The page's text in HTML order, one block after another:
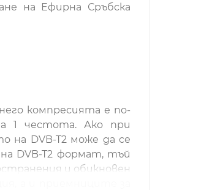
на Ефирна Сръбска
компресията е по-
1 честота. Ако при
на DVB-T2 може да се
DVB-T2 формат, тъй
и обикновен
а и приемниците за